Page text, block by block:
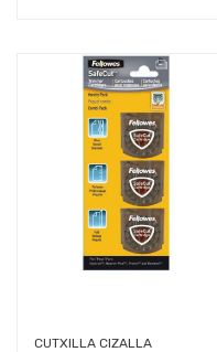
CUTXILLA CIZALLA